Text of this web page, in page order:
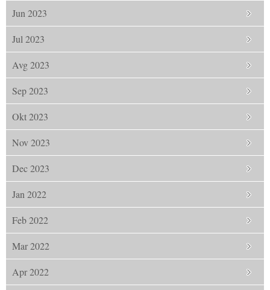
Jun 2023
Jul 2023
Avg 2023
Sep 2023
Okt 2023
Nov 2023
Dec 2023
Jan 2022
Feb 2022
Mar 2022
Apr 2022